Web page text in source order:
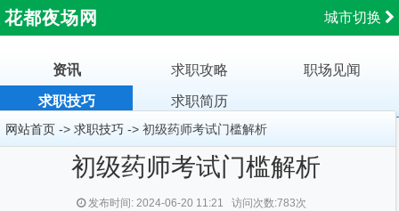
城市切换
花都夜场网
资讯 求职攻略 职场见闻
求职技巧 求职简历
网站首页 -> 求职技巧 -> 初级药师考试门槛解析
初级药师考试门槛解析
发布时间: 2024-06-20 11:21 访问次数:783次